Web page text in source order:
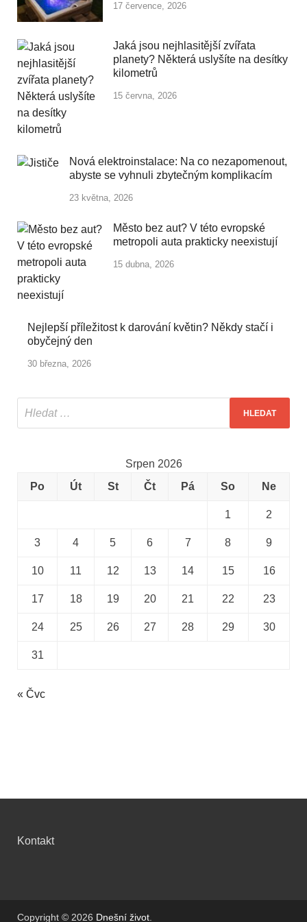
17 července, 2026
Jaká jsou nejhlasitější zvířata
planety? Některá uslyšíte na desítky
kilometrů
15 června, 2026
Nová elektroinstalace: Na co nezapomenout,
abyste se vyhnuli zbytečným komplikacím
23 května, 2026
Město bez aut? V této evropské
metropoli auta prakticky neexistují
15 dubna, 2026
Nejlepší příležitost k darování květin? Někdy stačí i
obyčejný den
30 března, 2026
Srpen 2026
Po
Út St Čt Pá So Ne
1 2
3 4 5 6 7 8 9
10 11 12 13 14 15 16
17 18 19 20 21 22 23
24 25 26 27 28 29 30
31
« Čvc
Kontakt
Copyright © 2026 Dnešní život